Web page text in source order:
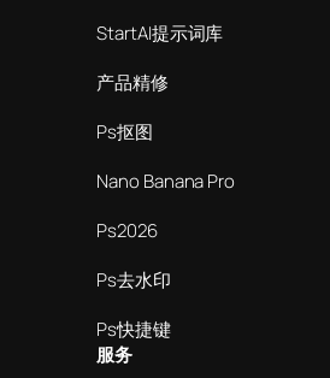
StartAI提示词库
产品精修
Ps抠图
Nano Banana Pro
Ps2026
Ps去水印
Ps快捷键
服务